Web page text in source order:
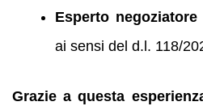
Esperto
ai sensi del d.l. 118/
Grazie a questa